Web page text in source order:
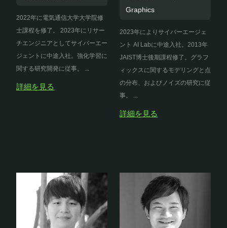
2022年に電気通信大学大学院修
士課程を修了。 2023年にリサー
チエンジニアとしてサイバーエー
ジェントに中途入社。強化学習に
関する研究開発に従事。 ...
詳細を見る
Graphics
2023年によりサイバーエージェ
ント AI Labに中途入社。2013年
JAIST博士後期課程修了。グラフ
ィックスに関するモデリングと点
の分布、およびノイズの研究に従
事。 ...
詳細を見る